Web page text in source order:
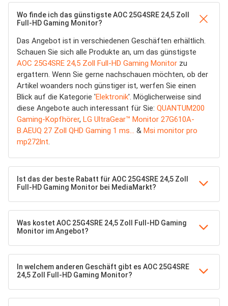
Wo finde ich das günstigste AOC 25G4SRE 24,5 Zoll
Full-HD Gaming Monitor?
Das Angebot ist in verschiedenen Geschäften erhältlich.
Schauen Sie sich alle Produkte an, um das günstigste
AOC 25G4SRE 24,5 Zoll Full-HD Gaming Monitor zu
ergattern. Wenn Sie gerne nachschauen möchten, ob der
Artikel woanders noch günstiger ist, werfen Sie einen
Blick auf die Kategorie 'Elektronik'. Möglicherweise sind
diese Angebote auch interessant für Sie: QUANTUM200
Gaming-Kopfhörer, LG UltraGear™ Monitor 27G610A-
B.AEUQ 27 Zoll QHD Gaming 1 ms... & Msi monitor pro
mp272lnt.
Ist das der beste Rabatt für AOC 25G4SRE 24,5 Zoll
Full-HD Gaming Monitor bei MediaMarkt?
Was kostet AOC 25G4SRE 24,5 Zoll Full-HD Gaming
Monitor im Angebot?
In welchem anderen Geschäft gibt es AOC 25G4SRE
24,5 Zoll Full-HD Gaming Monitor?